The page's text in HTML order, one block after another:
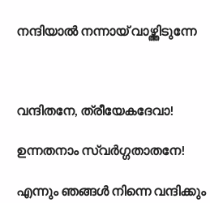
നന്ദിയാൽ നന്നായ് വാഴ്ത്തിടുന്നേ
വന്ദിതനേ, ത്രീയേകദേവാ!
ഉന്നതനാം സ്വർഗ്ഗതാതനേ!
എന്നും ഞങ്ങൾ നിന്നെ വന്ദിക്കും